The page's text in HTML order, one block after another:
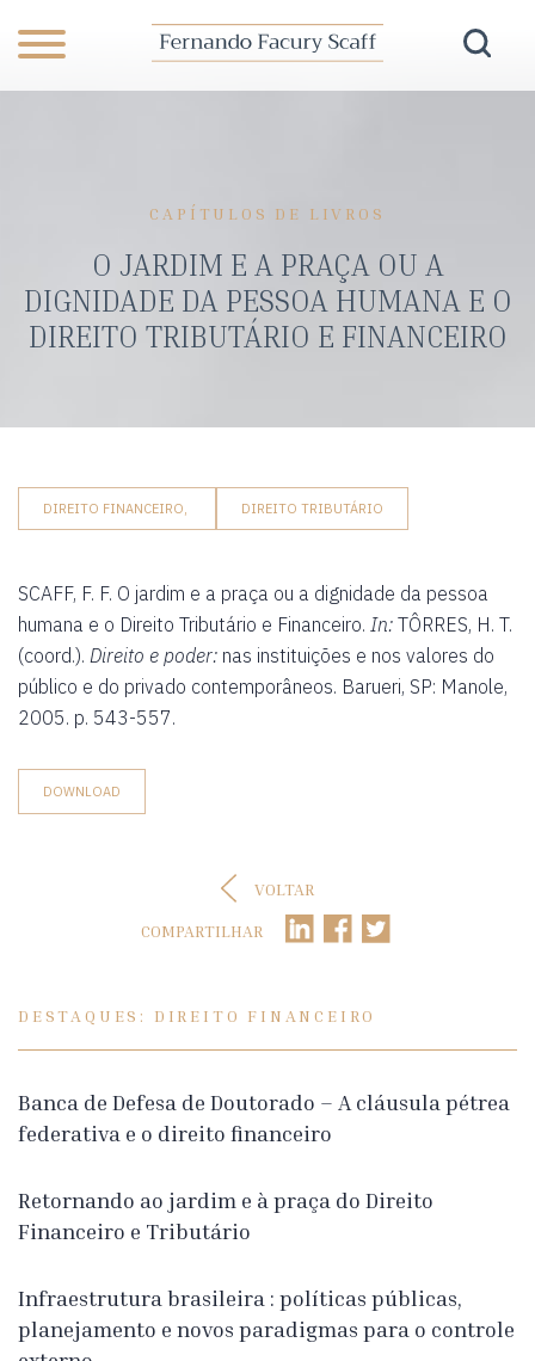
CAPÍTULOS DE LIVROS
O JARDIM E A PRAÇA OU A
DIGNIDADE DA PESSOA HUMANA E O
DIREITO TRIBUTÁRIO E FINANCEIRO
DIREITO FINANCEIRO, DIREITO TRIBUTÁRIO
SCAFF, F. F. O jardim e a praça ou a dignidade da pessoa
humana e o Direito Tributário e Financeiro. In: TÔRRES, H. T.
(coord.). Direito e poder: nas instituições e nos valores do
público e do privado contemporâneos. Barueri, SP: Manole,
2005. p. 543-557.
DOWNLOAD
VOLTAR
COMPARTILHAR
DESTAQUES: DIREITO FINANCEIRO
Banca de Defesa de Doutorado – A cláusula pétrea
federativa e o direito financeiro
Retornando ao jardim e à praça do Direito
Financeiro e Tributário
Infraestrutura brasileira : políticas públicas,
planejamento e novos paradigmas para o controle